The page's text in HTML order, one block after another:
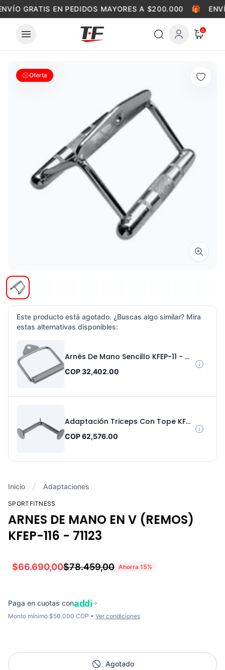
Skip to content
GRATIS EN PEDIDOS MAYORES A $200.000 🎁
0
Oferta
Zoom
Este producto está agotado. ¿Buscas algo similar? Mira
estas alternativas disponibles:
Arnés De Mano Sencillo KFEP-11 - Sport Fitness 71122
COP 32,402.00
Adaptación Triceps Con Tope KFEP-107 - Sport Fitness 71120
COP 62,576.00
Inicio Adaptaciones
SPORTFITNESS
ARNES DE MANO EN V (REMOS)
KFEP-116 - 71123
$66.690,00$78.459,00 Ahorra 15%
Paga en cuotas conaddi→
Monto mínimo $50.000 COP • Ver condiciones
Agotado